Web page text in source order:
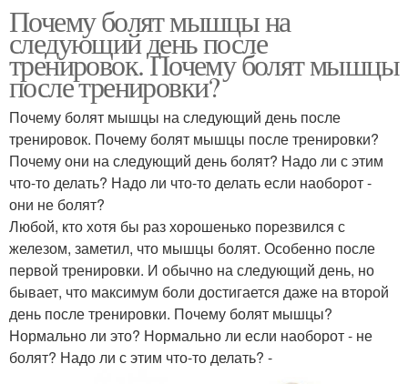
Почему болят мышцы на
следующий день после
тренировок. Почему болят мышцы
после тренировки?
Почему болят мышцы на следующий день после
тренировок. Почему болят мышцы после тренировки?
Почему они на следующий день болят? Надо ли с этим
что-то делать? Надо ли что-то делать если наоборот -
они не болят?
Любой, кто хотя бы раз хорошенько порезвился с
железом, заметил, что мышцы болят. Особенно после
первой тренировки. И обычно на следующий день, но
бывает, что максимум боли достигается даже на второй
день после тренировки. Почему болят мышцы?
Нормально ли это? Нормально ли если наоборот - не
болят? Надо ли с этим что-то делать? -